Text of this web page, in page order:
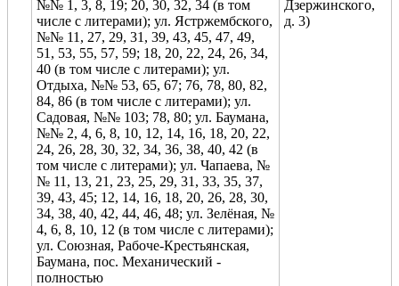
№№ 1, 3, 8, 19; 20, 30, 32, 34 (в том
числе с литерами); ул. Ястржембского,
№№ 11, 27, 29, 31, 39, 43, 45, 47, 49,
51, 53, 55, 57, 59; 18, 20, 22, 24, 26, 34,
40 (в том числе с литерами); ул.
Отдыха, №№ 53, 65, 67; 76, 78, 80, 82,
84, 86 (в том числе с литерами); ул.
Садовая, №№ 103; 78, 80; ул. Баумана,
№№ 2, 4, 6, 8, 10, 12, 14, 16, 18, 20, 22,
24, 26, 28, 30, 32, 34, 36, 38, 40, 42 (в
том числе с литерами); ул. Чапаева, №
№ 11, 13, 21, 23, 25, 29, 31, 33, 35, 37,
39, 43, 45; 12, 14, 16, 18, 20, 26, 28, 30,
34, 38, 40, 42, 44, 46, 48; ул. Зелёная, №
4, 6, 8, 10, 12 (в том числе с литерами);
ул. Союзная, Рабоче-Крестьянская,
Баумана, пос. Механический -
полностью
Дзержинского,
д. 3)